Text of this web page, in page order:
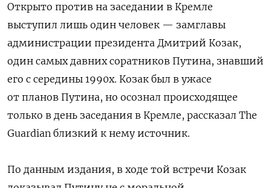
Открыто против на заседании в Кремле
выступил лишь один человек — замглавы
администрации президента Дмитрий Козак,
один самых давних соратников Путина, знавший
его с середины 1990х. Козак был в ужасе
от планов Путина, но осознал происходящее
только в день заседания в Кремле, рассказал The
Guardian близкий к нему источник.
По данным издания, в ходе той встречи Козак